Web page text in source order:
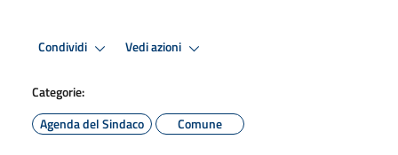
Condividi Vedi azioni
Categorie:
Agenda del Sindaco
Comune